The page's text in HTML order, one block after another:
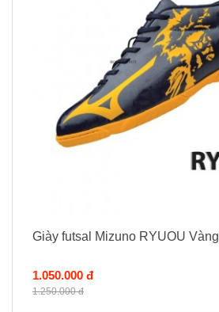
Giày futsal Mizuno RYUOU Vàng
1.050.000 đ
1.250.000 đ